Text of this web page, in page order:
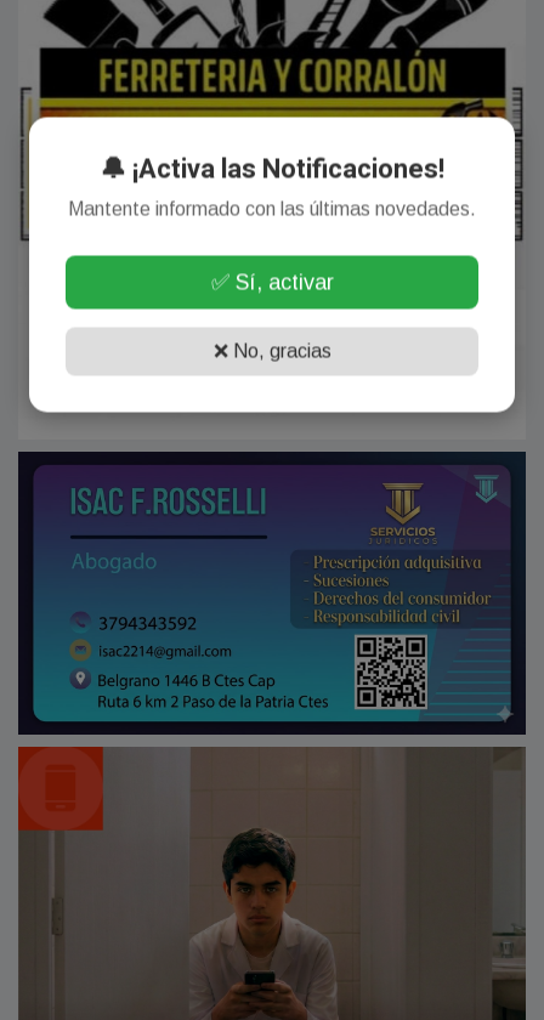
🔔 ¡Activa las Notificaciones!
Mantente informado con las últimas novedades.
✅ Sí, activar
❌ No, gracias